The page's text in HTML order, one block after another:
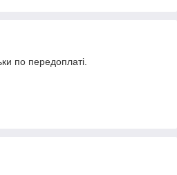
по передоплаті.